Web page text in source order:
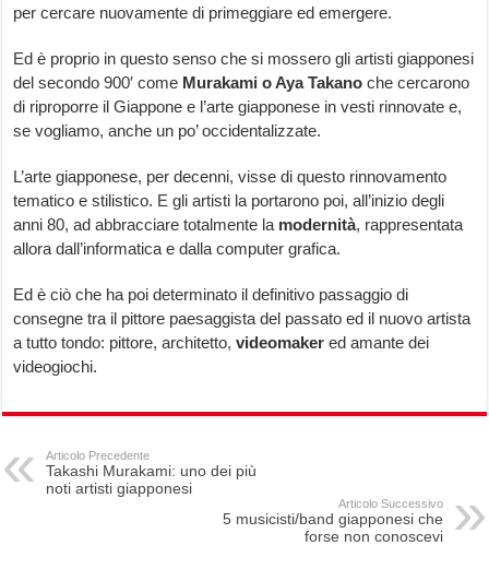
per cercare nuovamente di primeggiare ed emergere.
Ed è proprio in questo senso che si mossero gli artisti giapponesi
del secondo 900′ come Murakami o Aya Takano che cercarono
di riproporre il Giappone e l’arte giapponese in vesti rinnovate e,
se vogliamo, anche un po’ occidentalizzate.
L’arte giapponese, per decenni, visse di questo rinnovamento
tematico e stilistico. E gli artisti la portarono poi, all’inizio degli
anni 80, ad abbracciare totalmente la modernità, rappresentata
allora dall’informatica e dalla computer grafica.
Ed è ciò che ha poi determinato il definitivo passaggio di
consegne tra il pittore paesaggista del passato ed il nuovo artista
a tutto tondo: pittore, architetto,videomaker ed amante dei
videogiochi.
Articolo Precedente
Takashi Murakami: uno dei più
noti artisti giapponesi
Articolo Successivo
5 musicisti/band giapponesi che
forse non conoscevi